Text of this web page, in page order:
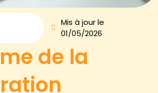
Mis à jour le
01/05/2026
de la